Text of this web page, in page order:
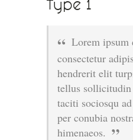
Type 1
Lorem ipsum
consectetur
hendrerit elit
tellus sollicitudin
taciti sociosqu
per conubia
himenaeos.